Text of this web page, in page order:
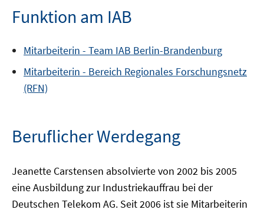
Funktion am IAB
Mitarbeiterin - Team IAB Berlin-Brandenburg
Mitarbeiterin - Bereich Regionales Forschungsnetz
(RFN)
Beruflicher Werdegang
Jeanette Carstensen absolvierte von 2002 bis 2005
eine Ausbildung zur Industriekauffrau bei der
Deutschen Telekom AG. Seit 2006 ist sie Mitarbeiterin